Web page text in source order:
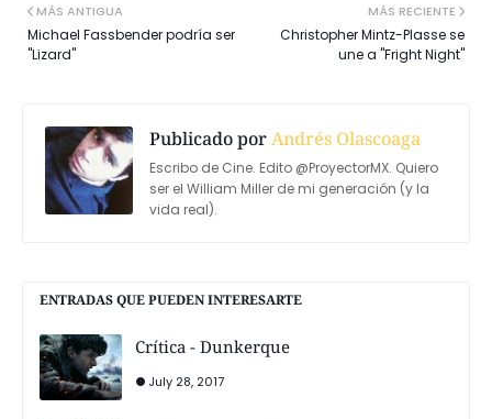
MÁS RECIENTE
Christopher Mintz-Plasse se
une a "Fright Night"
MÁS ANTIGUA
Michael Fassbender podría ser
"Lizard"
Publicado porAndrés Olascoaga
Escribo de Cine. Edito @ProyectorMX. Quiero
ser el William Miller de mi generación (y la
vida real).
ENTRADAS QUE PUEDEN INTERESARTE
Crítica - Dunkerque
July 28, 2017